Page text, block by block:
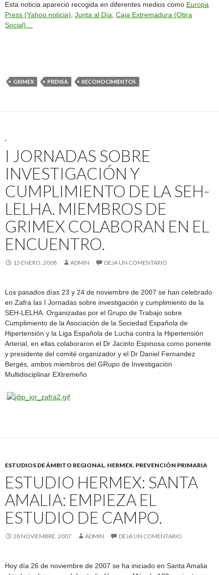
Esta noticia apareció recogida en diferentes medios como Europa
Press (Yahoo.noticia) Junta al Día Caja Extremadura (Obra
Social)…
GRIMEX PRENSA RECONOCIMIENTOS
.
I JORNADAS SOBRE
INVESTIGACIÓN Y
CUMPLIMIENTO DE LA SEH-
LELHA. MIEMBROS DE
GRIMEX COLABORAN EN EL
ENCUENTRO.
15 ENERO, 2008 ADMIN DEJA UN COMENTARIO
Los pasados días 23 y 24 de noviembre de 2007 se han celebrado
en Zafra las I Jornadas sobre investigación y cumplimiento de la
SEH-LELHA. Organizadas por el Grupo de Trabajo sobre
Cumplimiento de la Asociación de la Sociedad Española de
Hipertensión y la Liga Española de Lucha contra la Hipertensión
Arterial, en ellas colaboraron el Dr Jacinto Espinosa como ponente
y presidente del comité organizador y el Dr Daniel Fernandez
Bergés, ambos miembros del GRupo de Investigación
Multidisciplinar EXtremeño
ESTUDIOS DE ÁMBITO REGIONAL, HERMEX, PREVENCIÓN PRIMARIA
ESTUDIO HERMEX: SANTA
AMALIA: EMPIEZA EL
ESTUDIO DE CAMPO.
28 NOVIEMBRE, 2007 ADMIN DEJA UN COMENTARIO
Hoy día 26 de noviembre de 2007 se ha iniciado en Santa Amalia